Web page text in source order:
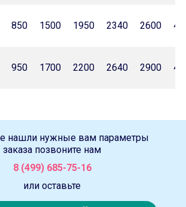
850 1500 1950 2340 2600
950 1700 2200 2640 2900
нашли нужные вам параметры
заказа позвоните нам
8 (499) 685-75-16
или оставьте